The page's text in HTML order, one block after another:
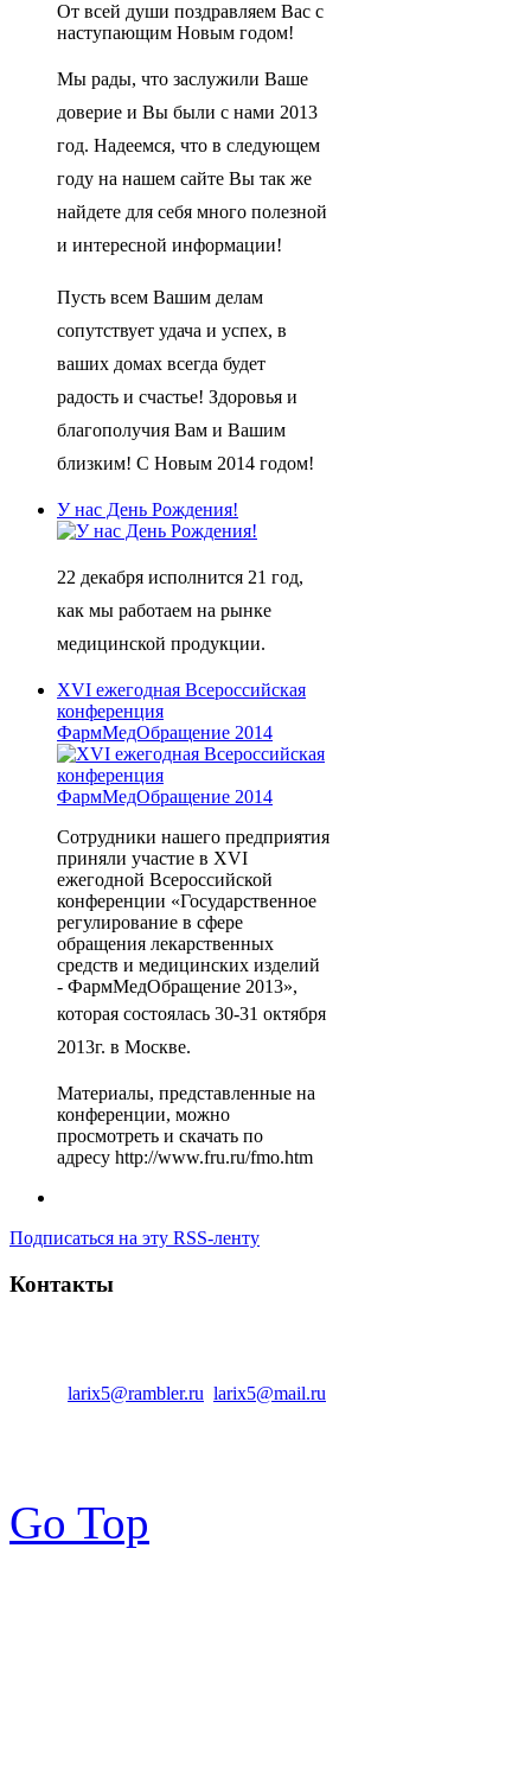
От всей души поздравляем Вас с
наступающим Новым годом!
Мы рады, что заслужили Ваше
доверие и Вы были с нами 2013
год. Надеемся, что в следующем
году на нашем сайте Вы так же
найдете для себя много полезной
и интересной информации!
Пусть всем Вашим делам
сопутствует удача и успех, в
ваших домах всегда будет
радость и счастье! Здоровья и
благополучия Вам и Вашим
близким! С Новым 2014 годом!
У нас День Рождения!
22 декабря исполнится 21 год,
как мы работаем на рынке
медицинской продукции.
XVI ежегодная Всероссийская
конференция
ФармМедОбращение 2014
Сотрудники нашего предприятия
приняли участие в XVI
ежегодной Всероссийской
конференции «Государственное
регулирование в сфере
обращения лекарственных
средств и медицинских изделий
- ФармМедОбращение 2013»,
которая состоялась 30-31 октября
2013г. в Москве.
Материалы, представленные на
конференции, можно
просмотреть и скачать по
адресу http://www.fru.ru/fmo.htm
Подписаться на эту RSS-ленту
Контакты
larix5@rambler.ru larix5@mail.ru
Go Top